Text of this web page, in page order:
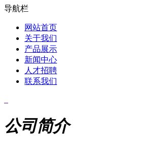
导航栏
网站首页
关于我们
产品展示
新闻中心
人才招聘
联系我们
公司简介